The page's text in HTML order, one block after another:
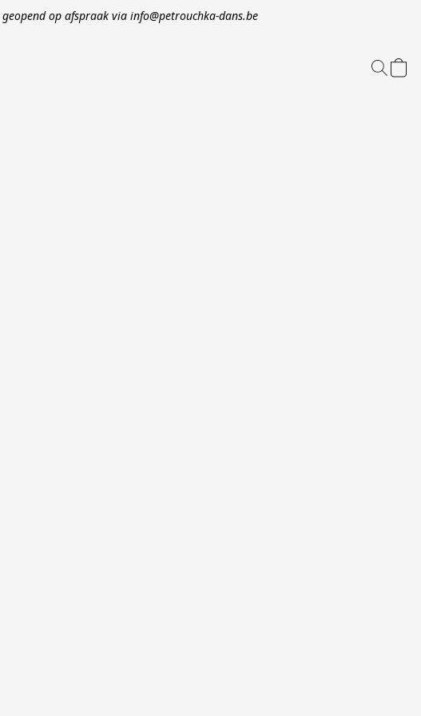
op afspraak via info@petrouchka-dans.be